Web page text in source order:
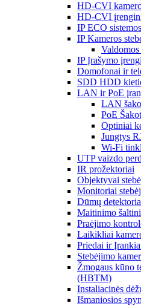
HD-CVI
HD-CVI
IP ECO sistemos
IP Kameros
IP Įrašymo
Domofonai ir
SDD HDD
LAN ir PoE
LAN
PoE
Optiniai
Jungtys
Wi-Fi
UTP vaizdo
IR prožektoriai
Objektyvai
Monitoriai
Dūmų
Maitinimo
Praėjimo
Laikikliai
Priedai ir
Stebėjimo
Žmogaus kūno
(HBTM)
Instaliacinės
Išmaniosios